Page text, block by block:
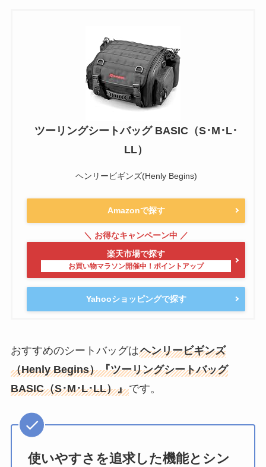
ツーリングシートバッグ BASIC（S･M･L･
LL）
ヘンリービギンズ(Henly Begins)
Amazonで探す
楽天市場で探す
Yahooショッピングで探す
おすすめのシートバッグはヘンリービギンズ
（Henly Begins）『ツーリングシートバッグ
BASIC（S･M･L･LL）』です。
使いやすさを追求した機能とシン